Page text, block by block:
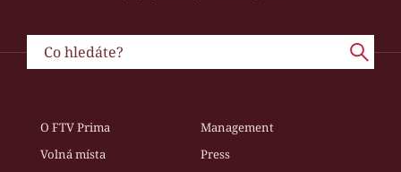
O FTV Prima
Management
Volná místa
Press